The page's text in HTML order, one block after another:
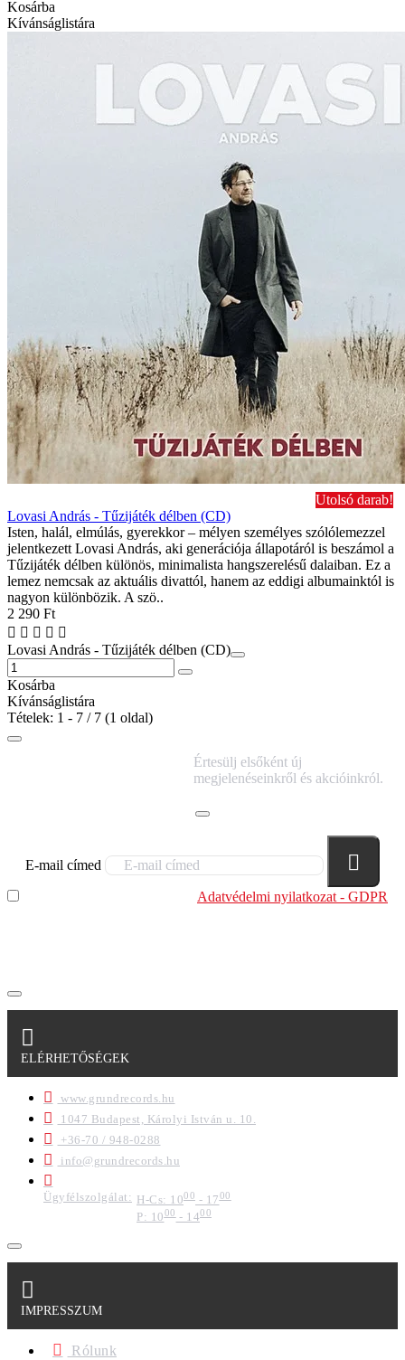
Kosárba
Kívánságlistára
Utolsó darab!
Lovasi András - Tűzijáték délben (CD)
Isten, halál, elmúlás, gyerekkor – mélyen személyes szólólemezzel
jelentkezett Lovasi András, aki generációja állapotáról is beszámol a
Tűzijáték délben különös, minimalista hangszerelésű dalaiban. Ez a
lemez nemcsak az aktuális divattól, hanem az eddigi albumainktól is
nagyon különbözik. A szö..
2 290 Ft
Lovasi András - Tűzijáték délben (CD)
Kosárba
Kívánságlistára
Tételek: 1 - 7 / 7 (1 oldal)
Értesülj elsőként új
megjelenéseinkről és akcióinkról.
E-mail címed
Adatvédelmi nyilatkozat - GDPR
ELÉRHETŐSÉGEK
www.grundrecords.hu
1047 Budapest, Károlyi István u. 10.
+36-70 / 948-0288
info@grundrecords.hu
Ügyfélszolgálat: H-Cs: 1000 - 1700
P: 1000- 1400
IMPRESSZUM
Rólunk